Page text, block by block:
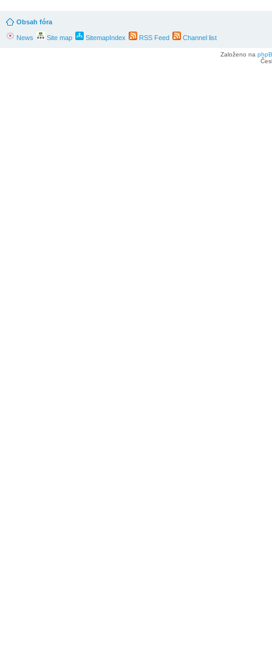
Obsah fóra
News Site map SitemapIndex RSS Feed Channel list
Založeno na